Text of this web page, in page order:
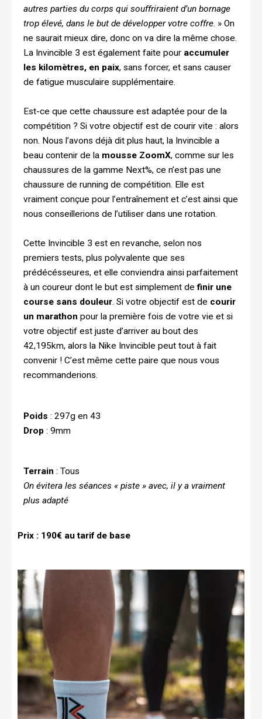
autres parties du corps qui souffriraient d’un bornage
trop élevé, dans le but de développer votre coffre . » On
ne saurait mieux dire, donc on va dire la même chose.
La Invincible 3 est également faite pour accumuler
les kilomètres, en paix, sans forcer, et sans causer
de fatigue musculaire supplémentaire.
Est-ce que cette chaussure est adaptée pour de la
compétition ? Si votre objectif est de courir vite : alors
non. Nous l’avons déjà dit plus haut, la Invincible a
beau contenir de la mousse ZoomX, comme sur les
chaussures de la gamme Next%, ce n’est pas une
chaussure de running de compétition. Elle est
vraiment conçue pour l’entraînement et c’est ainsi que
nous conseillerions de l’utiliser dans une rotation.
Cette Invincible 3 est en revanche, selon nos
premiers tests, plus polyvalente que ses
prédécésseures, et elle conviendra ainsi parfaitement
à un coureur dont le but est simplement definir une
course sans douleur . Si votre objectif est de courir
un marathon pour la première fois de votre vie et si
votre objectif est juste d’arriver au bout des
42,195km, alors la Nike Invincible peut tout à fait
convenir ! C’est même cette paire que nous vous
recommanderions.
Poids : 297g en 43
Drop : 9mm
Terrain : Tous
On évitera les séances « piste » avec, il y a vraiment
plus adapté
Prix : 190€ au tarif de base